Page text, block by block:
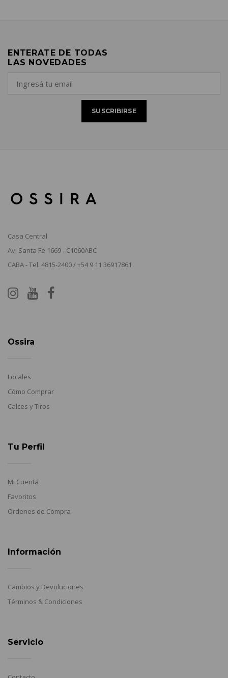
ENTERATE DE TODAS
LAS NOVEDADES
Casa Central
Av. Santa Fe 1669 - C1060ABC
CABA - Tel. 4815-2400 / +54 9 11 36917861
Ossira
Locales
Cómo Comprar
Calces y Tiros
Tu Perfil
Mi Cuenta
Favoritos
Ordenes de Compra
Información
Cambios y Devoluciones
Términos & Condiciones
Servicio